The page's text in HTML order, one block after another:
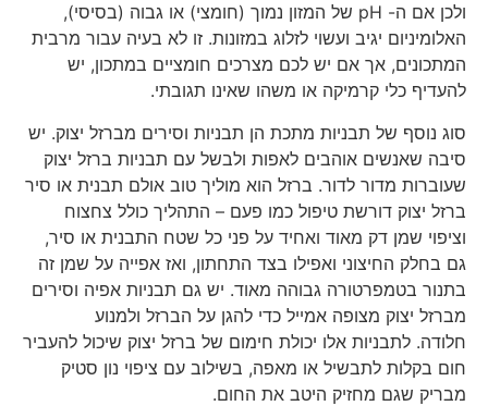
ולכן אם ה- pH של המזון נמוך (חומצי) או גבוה (בסיסי),
האלומיניום יגיב ועשוי לזלוג במזונות. זו לא בעיה עבור מרבית
המתכונים, אך אם יש לכם מצרכים חומציים במתכון, יש
להעדיף כלי קרמיקה או משהו שאינו תגובתי.
סוג נוסף של תבניות מתכת הן תבניות וסירים מברזל יצוק. יש
סיבה שאנשים אוהבים לאפות ולבשל עם תבניות ברזל יצוק
שעוברות מדור לדור. ברזל הוא מוליך טוב אולם תבנית או סיר
ברזל יצוק דורשת טיפול כמו פעם – התהליך כולל צחצוח
וציפוי שמן דק מאוד ואחיד על פני כל שטח התבנית או סיר,
גם בחלק החיצוני ואפילו בצד התחתון, ואז אפייה על שמן זה
בתנור בטמפרטורה גבוהה מאוד. יש גם תבניות אפיה וסירים
מברזל יצוק מצופה אמייל כדי להגן על הברזל ולמנוע
חלודה. לתבניות אלו יכולת חימום של ברזל יצוק שיכול להעביר
חום בקלות לתבשיל או מאפה, בשילוב עם ציפוי נון סטיק
מבריק שגם מחזיק היטב את החום.